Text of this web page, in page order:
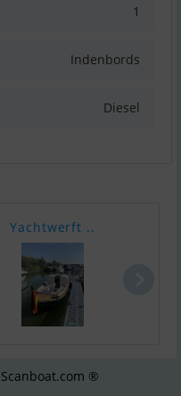
1
Indenbords
Diesel
Yachtwerft ..
®